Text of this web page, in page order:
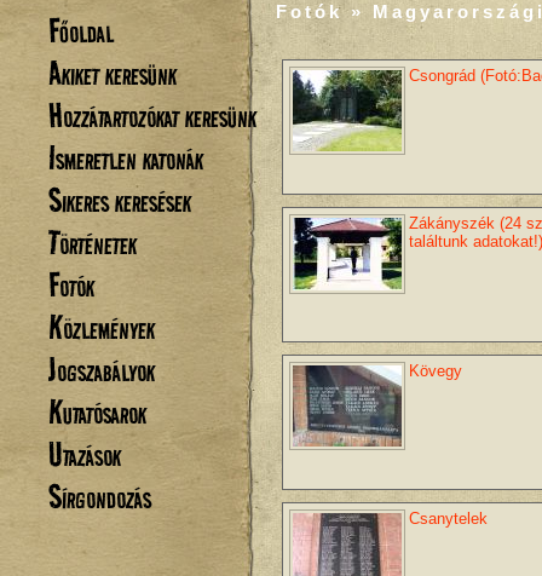
Főoldal
Akiket keresünk
Hozzátartozókat keresünk
Ismeretlen katonák
Sikeres keresések
Történetek
Fotók
Közlemények
Jogszabályok
Kutatósarok
Utazások
Sírgondozás
Fotók »
Csongrád
Zákányszék (24
találtunk adatokat!)
Kövegy
Csanytelek